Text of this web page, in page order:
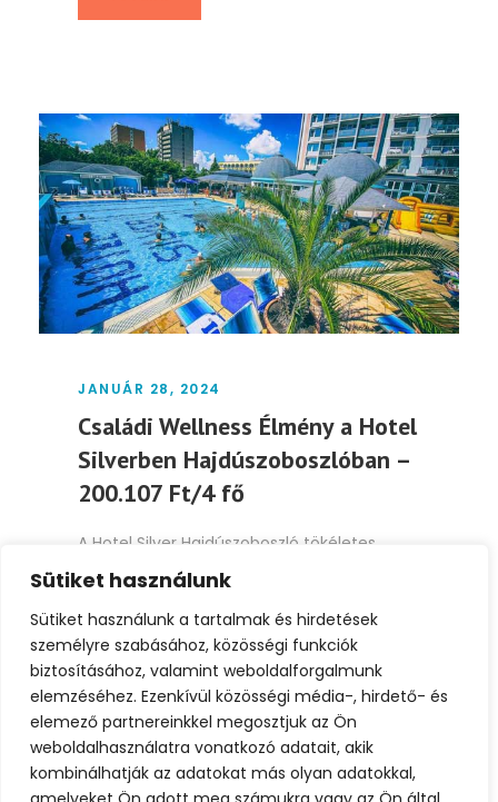
Sütiket használunk
Sütiket használunk a tartalmak és hirdetések
személyre szabásához, közösségi funkciók
biztosításához, valamint weboldalforgalmunk
elemzéséhez. Ezenkívül közösségi média-, hirdető- és
elemező partnereinkkel megosztjuk az Ön
weboldalhasználatra vonatkozó adatait, akik
kombinálhatják az adatokat más olyan adatokkal,
JANUÁR 28, 2024
Családi Wellness Élmény a Hotel
Silverben Hajdúszoboszlóban –
200.107 Ft/4 fő
A Hotel Silver Hajdúszoboszló tökéletes
választás a családok számára, ahol a
kényelmes szállás és a...
Tovább